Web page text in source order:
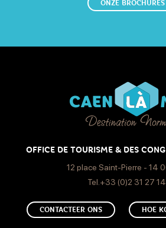
Zondag
ONZE BROCHURES
OFFICE DE TOURISME & DES
12 place Saint-Pierre - 14
Tel.+33 (0)2 31 27
CONTACTEER ONS HOE